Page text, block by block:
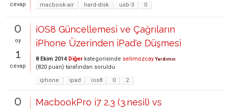
cevap
macbook-air
hard-disk usb-3 0
0
oy
1
cevap
iOS8 Güncellemesi ve Çağrıların
iPhone Üzerinden iPad'e Düşmesi
8 Ekim 2014 Diğerkategorisinde selimozcay Yardımcı
(820 puan) tarafından soruldu
iphone
ipad ios8 0 2
0
MacbookPro i7 2.3 (3.nesil) vs